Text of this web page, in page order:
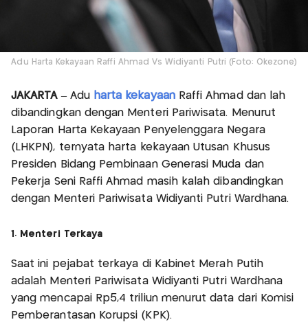
Adu Harta Kekayaan Raffi Ahmad Vs Widiyanti Putri (Foto: Okezone)
JAKARTA– Adu harta kekayaanRaffi Ahmad dan lah
dibandingkan dengan Menteri Pariwisata. Menurut
Laporan Harta Kekayaan Penyelenggara Negara
(LHKPN), ternyata harta kekayaan Utusan Khusus
Presiden Bidang Pembinaan Generasi Muda dan
Pekerja Seni Raffi Ahmad masih kalah dibandingkan
dengan Menteri Pariwisata Widiyanti Putri Wardhana.
1. Menteri Terkaya
Saat ini pejabat terkaya di Kabinet Merah Putih
adalah Menteri Pariwisata Widiyanti Putri Wardhana
yang mencapai Rp5,4 triliun menurut data dari Komisi
Pemberantasan Korupsi (KPK).